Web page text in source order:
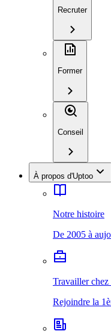
Recruter
Former
Conseil
À propos d'Uptoo
Notre histoire
De 2005 à
Travailler chez
Rejoindre la